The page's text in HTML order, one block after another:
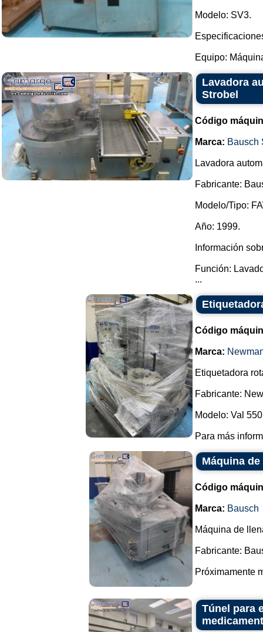
Modelo: SV3.
Equipo:
Lavadora
Strobel
Código
Marca: Bausch
Lavadora
Fabricante:
Modelo/Tipo:
Año: 1999.
Información
Función:
...
Código
Marca:
Etiquetadora
Fabricante:
Modelo: Val
Para más
Máquina
Código
Marca: Bausch
Máquina de
Fabricante:
Próximamente
Túnel para